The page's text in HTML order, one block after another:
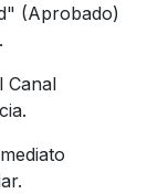
(Aprobado)
Canal